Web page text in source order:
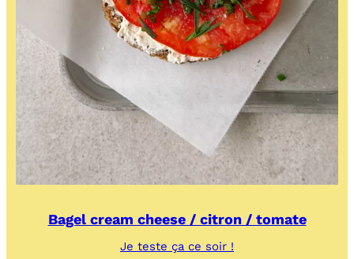
Bagel cream cheese / citron / tomate
Je teste ça ce soir !